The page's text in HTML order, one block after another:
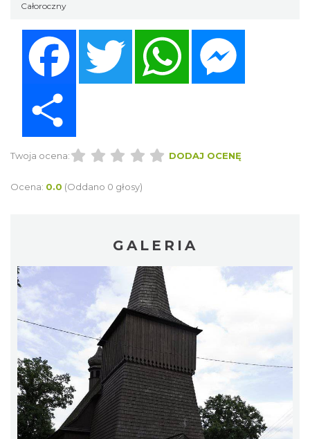
Całoroczny
Twitter WhatsApp
Twoja ocena: DODAJ OCENĘ
Ocena: 0.0 (Oddano 0 głosy)
GALERIA